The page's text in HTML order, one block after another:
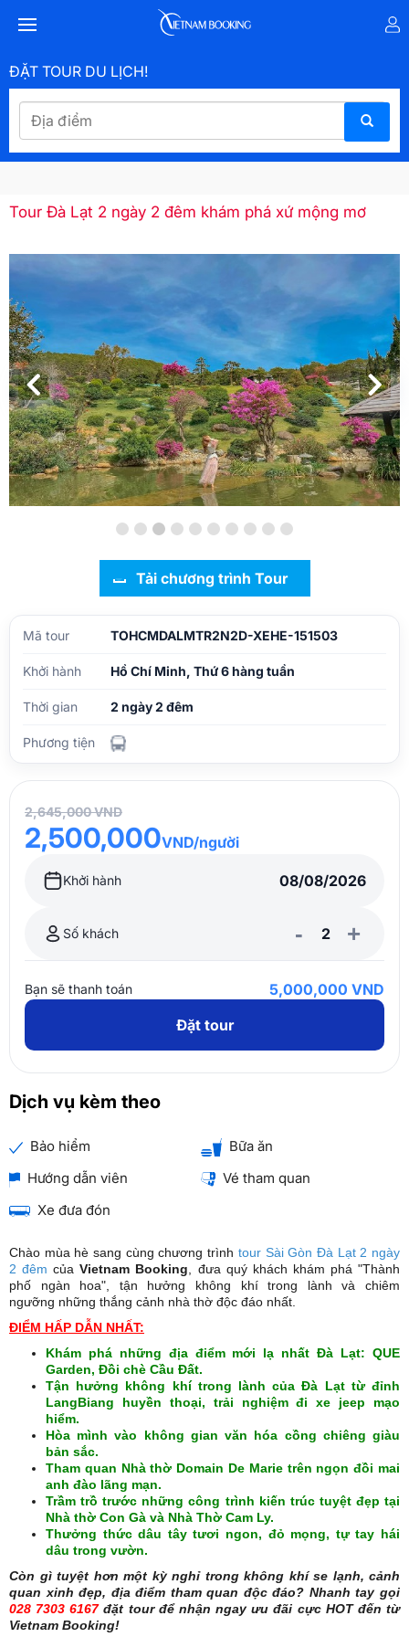
ĐẶT TOUR DU LỊCH!
Tour Đà Lạt 2 ngày 2 đêm khám phá xứ mộng mơ
Tải chương trình Tour
Mã tour TOHCMDALMTR2N2D-XEHE-151503
Khởi hành Hồ Chí Minh, Thứ 6 hàng tuần
Thời gian 2 ngày 2 đêm
Phương tiện
2,645,000 VND
2,500,000VND/người
Khởi hành
Số khách - +
Bạn sẽ thanh toán
5,000,000 VND
Đặt tour
Dịch vụ kèm theo
Bảo hiểm
Bữa ăn
Hướng dẫn viên
Vé tham quan
Xe đưa đón
Chào mùa hè sang cùng chương trình tour Sài Gòn Đà Lạt 2 ngày
2 đêm củaVietnam Booking , đưa quý khách khám phá "Thành
phố ngàn hoa", tận hưởng không khí trong lành và chiêm
ngưỡng những thắng cảnh nhà thờ độc đáo nhất.
ĐIỂM HẤP DẪN NHẤT:
Khám phá những địa điểm mới lạ nhất Đà Lạt: QUE
Garden, Đồi chè Cầu Đất.
Tận hưởng không khí trong lành của Đà Lạt từ đỉnh
LangBiang huyền thoại, trải nghiệm đi xe jeep mạo
hiểm.
Hòa mình vào không gian văn hóa cồng chiêng giàu
bản sắc.
Tham quan Nhà thờ Domain De Marie trên ngọn đồi mai
anh đào lãng mạn.
Trầm trồ trước những công trình kiến trúc tuyệt đẹp tại
Nhà thờ Con Gà và Nhà Thờ Cam Ly.
Thưởng thức dâu tây tươi ngon, đỏ mọng, tự tay hái
dâu trong vườn.
Còn gì tuyệt hơn một kỳ nghỉ trong không khí se lạnh, cảnh
quan xinh đẹp, địa điểm tham quan độc đáo? Nhanh tay gọi
028 7303 6167 đặt tour để nhận ngay ưu đãi cực HOT đến từ
Vietnam Booking!